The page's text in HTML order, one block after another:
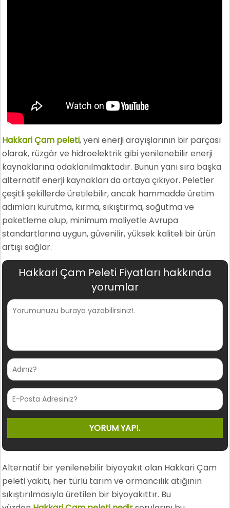
Hakkari Çam peleti, yeni enerji arayışlarının bir parçası
olarak, rüzgâr ve hidroelektrik gibi yenilenebilir enerji
kaynaklarına odaklanılmaktadır. Bunun yanı sıra başka
alternatif enerji kaynakları da ortaya çıkıyor. Peletler
çeşitli şekillerde üretilebilir, ancak hammadde üretim
adımları kurutma, kırma, sıkıştırma, soğutma ve
paketleme olup, minimum maliyetle Avrupa
standartlarına uygun, güvenilir, yüksek kaliteli bir ürün
artışı sağlar.
Hakkari Çam Peleti Fiyatları hakkında
yorumlar
Alternatif bir yenilenebilir biyoyakıt olan Hakkari Çam
peleti yakıtı, her türlü tarım ve ormancılık atığının
sıkıştırılmasıyla üretilen bir biyoyakıttır. Bu